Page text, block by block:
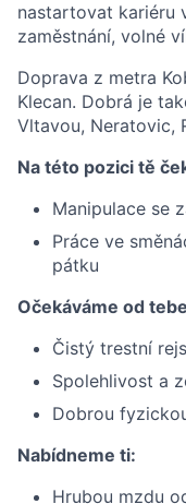
nastartovat kariéru
zaměstnání, volné
Doprava z metra
Klecan. Dobrá je
Vltavou, Neratovic,
Na této pozici tě
Manipulace se
Práce ve
pátku
Očekáváme od
Čistý trestní
Spolehlivost a
Dobrou
Nabídneme ti:
Hrubou mzdu